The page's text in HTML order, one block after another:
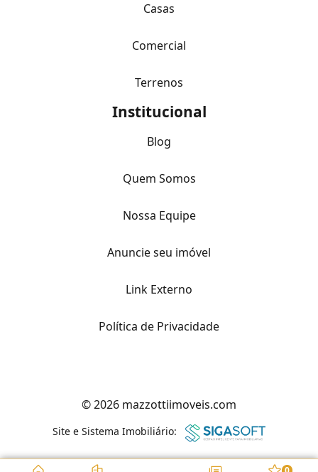
Casas
Comercial
Terrenos
Institucional
Blog
Quem Somos
Nossa Equipe
Anuncie seu imóvel
Link Externo
Política de Privacidade
© 2026 mazzottiimoveis.com
Site e Sistema Imobiliário: